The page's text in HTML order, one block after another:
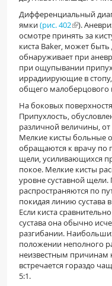
Дифференциальный
ямки(рис. 402
).
осмотре принять за
киста Baker, может
обнаруживает при
при ощупывании
иррадиирующие в
общего малоберцового
На боковых
Припухлость,
различной величины,
Мелкие кисты
обращаются к врачу по
щели, усиливающихся
покое. Мелкие кисты
уровне суставной
распространяются по
покидая линию сустава
Если киста
сустава она обычно
разгибании.
положении неполного
неизвестным причинам
встречается гораздо
5:1.